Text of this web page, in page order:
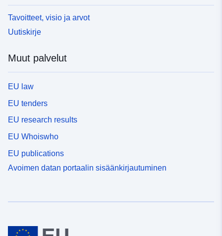
Tavoitteet, visio ja arvot
Uutiskirje
Muut palvelut
EU law
EU tenders
EU research results
EU Whoiswho
EU publications
Avoimen datan portaalin sisäänkirjautuminen